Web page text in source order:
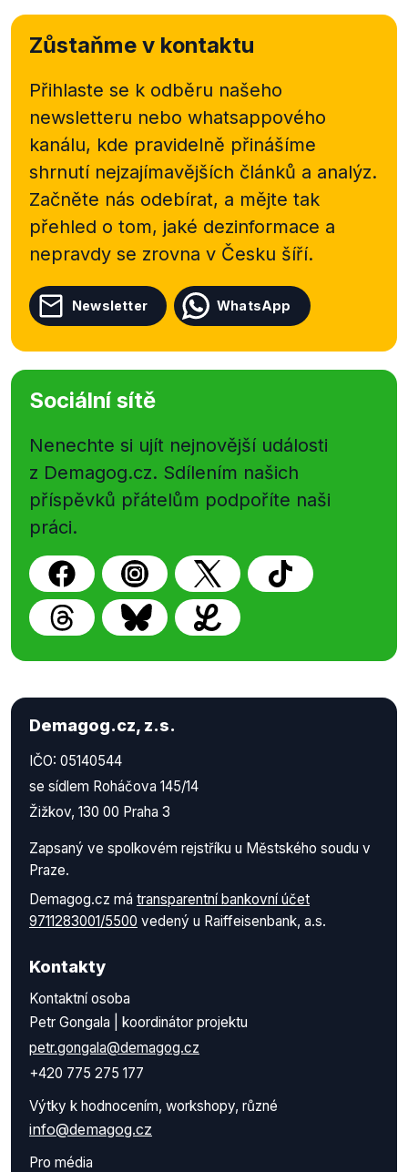
Zůstaňme v kontaktu
Přihlaste se k odběru našeho
newsletteru nebo whatsappového
kanálu, kde pravidelně přinášíme
shrnutí nejzajímavějších článků a analýz.
Začněte nás odebírat, a mějte tak
přehled o tom, jaké dezinformace a
nepravdy se zrovna v Česku šíří.
Newsletter WhatsApp
Sociální sítě
Nenechte si ujít nejnovější události
z Demagog.cz. Sdílením našich
příspěvků přátelům podpoříte naši
práci.
Demagog.cz, z.s.
IČO: 05140544
se sídlem Roháčova 145/14
Žižkov, 130 00 Praha 3
Zapsaný ve spolkovém rejstříku u Městského soudu v
Praze.
Demagog.cz má transparentní bankovní účet
9711283001/5500 vedený u Raiffeisenbank, a.s.
Kontakty
Kontaktní osoba
Petr Gongala | koordinátor projektu
petr.gongala@demagog.cz
+420 775 275 177
Výtky k hodnocením, workshopy, různé
info@demagog.cz
Pro média